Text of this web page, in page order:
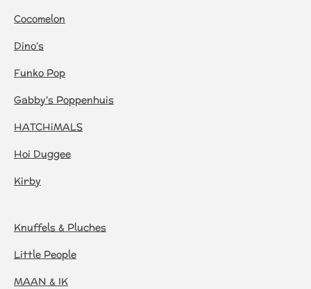
Cocomelon
Dino's
Funko Pop
Gabby's Poppenhuis
HATCHiMALS
Hoi Duggee
Kirby
Knuffels & Pluches
Little People
MAAN & IK